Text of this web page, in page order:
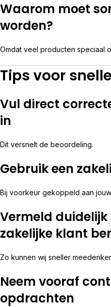
Waarom moet
worden?
Omdat veel producten speciaal
Tips voor
Vul direct
in
Dit versnelt de beoordeling.
Gebruik een
Bij voorkeur gekoppeld aan
Vermeld
zakelijke klant
Zo kunnen wij sneller
Neem vooraf
opdrachten